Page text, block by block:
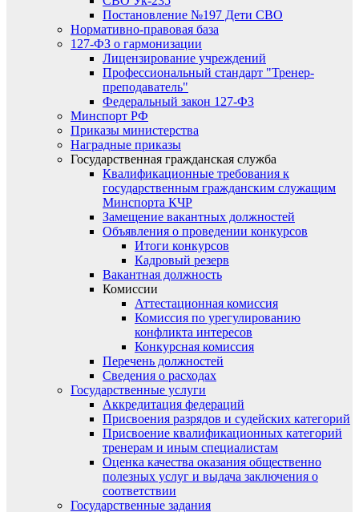
Постановление №197 Дети СВО
Нормативно-правовая база
127-ФЗ о гармонизации
Лицензирование учреждений
Профессиональный стандарт "Тренер-
преподаватель"
Федеральный закон 127-ФЗ
Минспорт РФ
Приказы министерства
Наградные приказы
Государственная гражданская служба
Квалификационные требования к
государственным гражданским служащим
Минспорта КЧР
Замещение вакантных должностей
Объявления о проведении конкурсов
Итоги конкурсов
Кадровый резерв
Вакантная должность
Комиссии
Аттестационная комиссия
Комиссия по урегулированию
конфликта интересов
Конкурсная комиссия
Перечень должностей
Сведения о расходах
Государственные услуги
Аккредитация федераций
Присвоения разрядов и судейских категорий
Присвоение квалификационных категорий
тренерам и иным специалистам
Оценка качества оказания общественно
полезных услуг и выдача заключения о
соответствии
Государственные задания